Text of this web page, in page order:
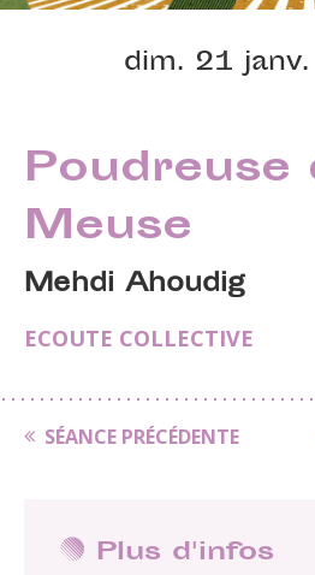
dim. 21
Poudreuse
Meuse
Mehdi Ahoudig
ECOUTE COLLECTIVE
SÉANCE PRÉCÉDENTE
Plus d'infos